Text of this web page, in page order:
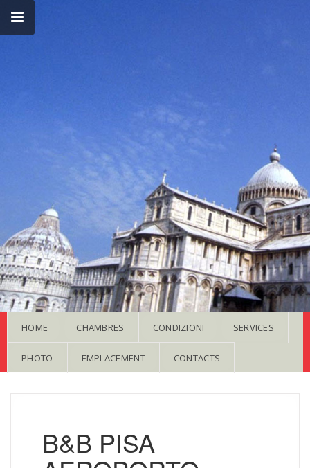
HOME CHAMBRES CONDIZIONI SERVICES
PHOTO EMPLACEMENT CONTACTS
B&B PISA